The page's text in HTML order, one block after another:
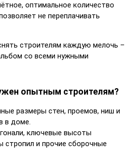
оптимальное количество
не переплачивать
строителям каждую мелочь –
со всеми нужными
опытным строителям?
размеры стен, проемов, ниш и
в доме.
ключевые высоты
стропил и прочие сборочные